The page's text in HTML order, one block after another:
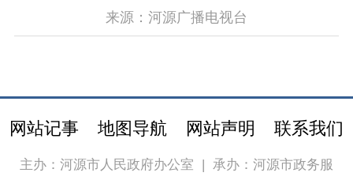
来源：河源广播电视台
网站记事 地图导航 网站声明 联系我们
主办：河源市人民政府办公室 | 承办：河源市政务服